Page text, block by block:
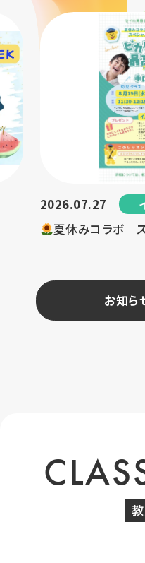
2026.07.27
夏休みコラボ ス
お知ら